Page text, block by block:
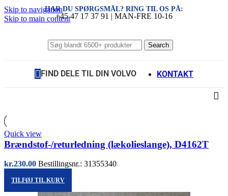
Skip to navigation
Skip to main content
HAR DU SPØRGSMÅL? RING TIL OS PÅ:
+45 47 17 37 91 | MAN-FRE 10-16
Search
FIND DELE TIL DIN VOLVO KONTAKT
Quick view
Brændstof-/returledning (lækolieslange), D4162T
kr.230.00 Bestillingsnr.: 31355340
TILFØJ TIL KURV